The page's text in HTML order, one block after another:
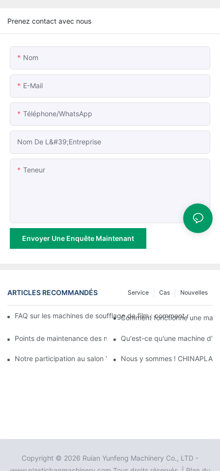
Prenez contact avec nous
Nom
E-Mail
Téléphone/WhatsApp
Nom De L&#39;entreprise
Teneur
Envoyer Une Enquête Maintenant
ARTICLES RECOMMANDÉS Nouvelles
Cas
Service
FAQ sur les machines de soufflage de film : comment résoudre
Comment fonctionne une
Points de maintenance des machines de soufflage de film
Qu'est-ce qu'une machine
Notre participation au salon Vietnam 2025 Plastics & Rubber
Nous y sommes !
Copyright © 2026 Ruian Yunfeng Machinery Co., LTD -